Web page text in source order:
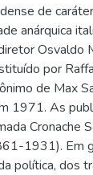
de
anárquica
Osvaldo
por
de Max
1971. As
Cronache
1931). Em
política, dos